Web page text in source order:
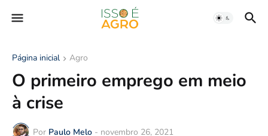
Página inicial Agro
O primeiro emprego em meio
à crise
Por Paulo Melo - novembro 26, 2021